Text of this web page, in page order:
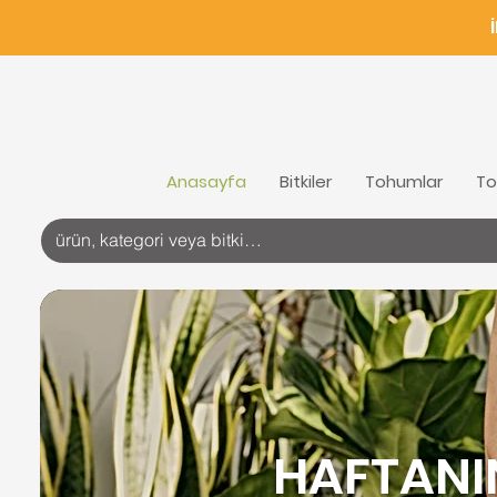
Anasayfa Bitkiler Tohumlar